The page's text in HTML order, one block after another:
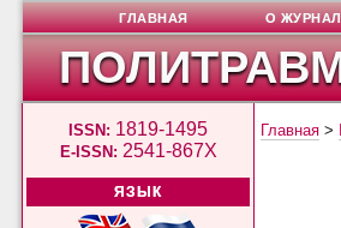
ISSN: 1819-1495
E-ISSN: 2541-867X
ЯЗЫК
ГЛАВНАЯ О
Главная >